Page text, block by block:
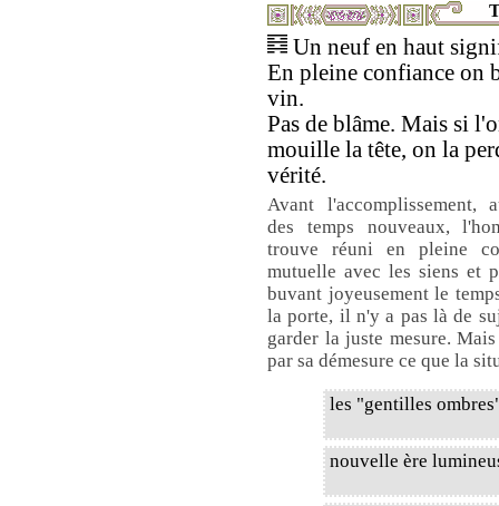
Un neuf en haut
En pleine confiance on
vin.
Pas de blâme. Mais si
mouille la tête, on la
vérité.
Avant l'accomplissement,
des temps nouveaux,
trouve réuni en pleine
mutuelle avec les siens et
buvant joyeusement le
la porte, il n'y a pas là de
garder la juste mesure.
par sa démesure ce que la
les "gentilles
nouvelle ère